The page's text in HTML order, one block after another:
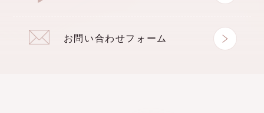
お問い合わせフォーム